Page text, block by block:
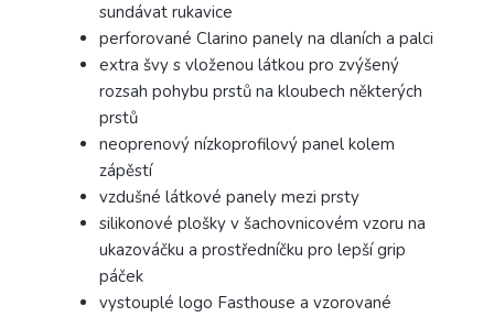
sundávat rukavice
perforované Clarino panely na dlaních a palci
extra švy s vloženou látkou pro zvýšený
rozsah pohybu prstů na kloubech některých
prstů
neoprenový nízkoprofilový panel kolem
zápěstí
vzdušné látkové panely mezi prsty
silikonové plošky v šachovnicovém vzoru na
ukazováčku a prostředníčku pro lepší grip
páček
vystouplé logo Fasthouse a vzorované